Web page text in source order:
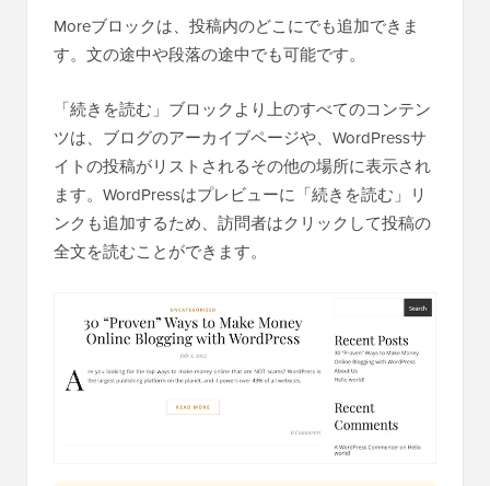
Moreブロックは、投稿内のどこにでも追加できま
す。文の途中や段落の途中でも可能です。
「続きを読む」ブロックより上のすべてのコンテン
ツは、ブログのアーカイブページや、WordPressサ
イトの投稿がリストされるその他の場所に表示され
ます。WordPressはプレビューに「続きを読む」リ
ンクも追加するため、訪問者はクリックして投稿の
全文を読むことができます。